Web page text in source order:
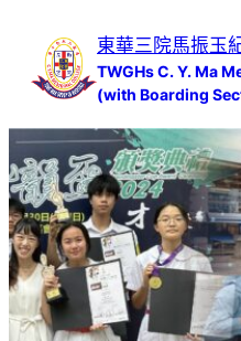
內
容
東華三院馬振玉
TWGHs C. Y. Ma
(with Boarding